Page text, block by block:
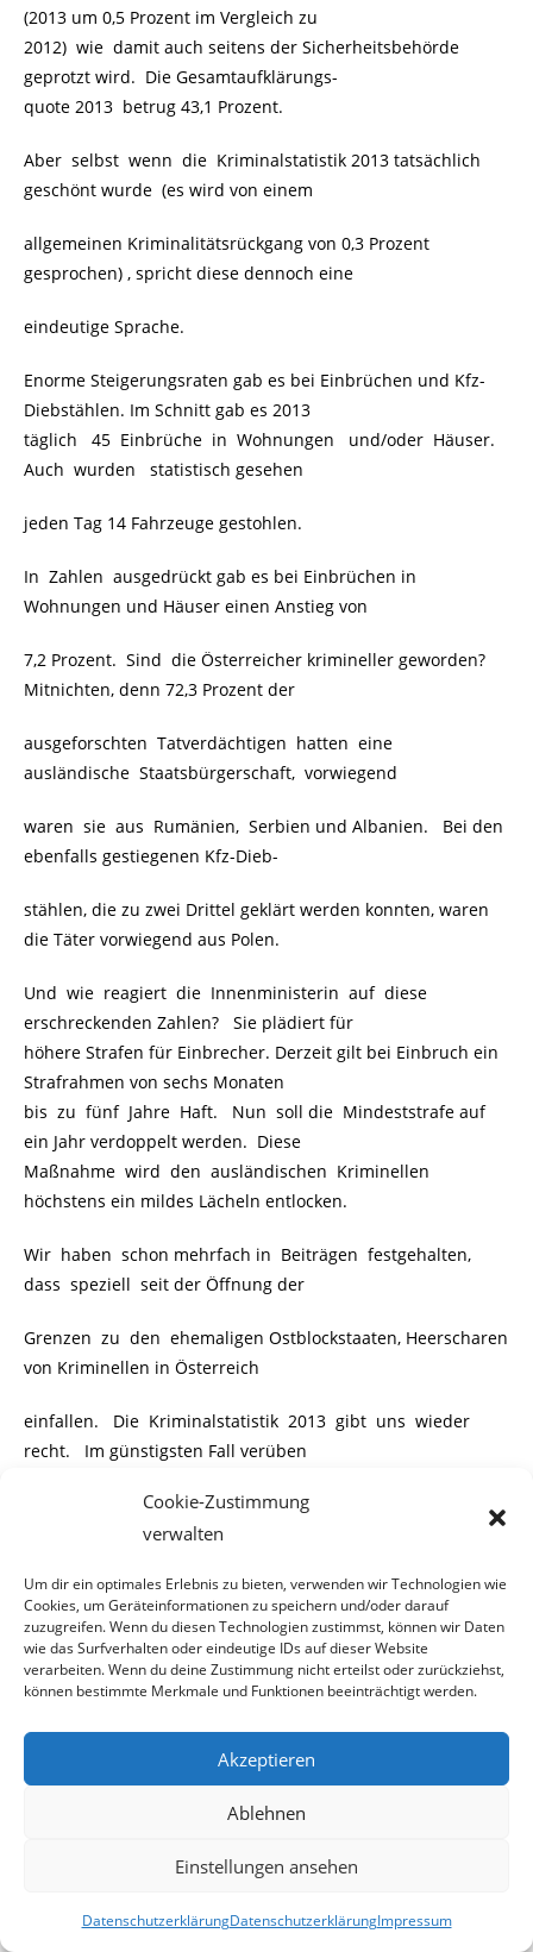
Cookie-Zustimmung
verwalten
Um dir ein optimales Erlebnis zu bieten, verwenden wir Technologien wie
Cookies, um Geräteinformationen zu speichern und/oder darauf
zuzugreifen. Wenn du diesen Technologien zustimmst, können wir Daten
wie das Surfverhalten oder eindeutige IDs auf dieser Website
verarbeiten. Wenn du deine Zustimmung nicht erteilst oder zurückziehst,
können bestimmte Merkmale und Funktionen beeinträchtigt werden.
Akzeptieren
Ablehnen
Einstellungen ansehen
DatenschutzerklärungDatenschutzerklärungImpressum
(2013 um 0,5 Prozent im Vergleich zu
2012) wie damit auch seitens der Sicherheitsbehörde
geprotzt wird. Die Gesamtaufklärungs-
quote 2013 betrug 43,1 Prozent.
Aber selbst wenn die Kriminalstatistik 2013 tatsächlich
geschönt wurde (es wird von einem
allgemeinen Kriminalitätsrückgang von 0,3 Prozent
gesprochen) , spricht diese dennoch eine
eindeutige Sprache.
Enorme Steigerungsraten gab es bei Einbrüchen und Kfz-
Diebstählen. Im Schnitt gab es 2013
täglich 45 Einbrüche in Wohnungen und/oder Häuser.
Auch wurden statistisch gesehen
jeden Tag 14 Fahrzeuge gestohlen.
In Zahlen ausgedrückt gab es bei Einbrüchen in
Wohnungen und Häuser einen Anstieg von
7,2 Prozent. Sind die Österreicher krimineller geworden?
Mitnichten, denn 72,3 Prozent der
ausgeforschten Tatverdächtigen hatten eine
ausländische Staatsbürgerschaft, vorwiegend
waren sie aus Rumänien, Serbien und Albanien. Bei den
ebenfalls gestiegenen Kfz-Dieb-
stählen, die zu zwei Drittel geklärt werden konnten, waren
die Täter vorwiegend aus Polen.
Und wie reagiert die Innenministerin auf diese
erschreckenden Zahlen? Sie plädiert für
höhere Strafen für Einbrecher. Derzeit gilt bei Einbruch ein
Strafrahmen von sechs Monaten
bis zu fünf Jahre Haft. Nun soll die Mindeststrafe auf
ein Jahr verdoppelt werden. Diese
Maßnahme wird den ausländischen Kriminellen
höchstens ein mildes Lächeln entlocken.
Wir haben schon mehrfach in Beiträgen festgehalten,
dass speziell seit der Öffnung der
Grenzen zu den ehemaligen Ostblockstaaten, Heerscharen
von Kriminellen in Österreich
einfallen. Die Kriminalstatistik 2013 gibt uns wieder
recht. Im günstigsten Fall verüben
Banden (oder auch Einzelpersonen) Einbrüche oder
Diebstähle, im schlechtesten Fall
geht es bis zum Raubmord.
Ein erhöhter Strafrahmen und/oder mehr Polizeipräsenz
auf den Straßen werden Straftaten
ohnehin damit nicht erwischt zu
werden und zum anderen verüben diese ihre Taten auch
Die einzig wirkungsvolle Maßnahme gegen Kriminelle aus